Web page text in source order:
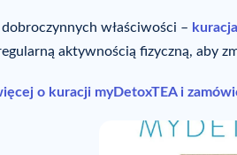
właściwości –
aktywnością fizyczną, aby
o kuracji myDetoxTEA i